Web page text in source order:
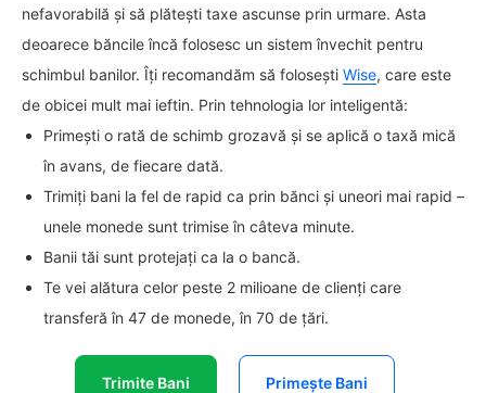
nefavorabilă și să plătești taxe ascunse prin urmare. Asta
deoarece băncile încă folosesc un sistem învechit pentru
schimbul banilor. Îți recomandăm să folosești Wise, care este
de obicei mult mai ieftin. Prin tehnologia lor inteligentă:
Primești o rată de schimb grozavă și se aplică o taxă mică
în avans, de fiecare dată.
Trimiți bani la fel de rapid ca prin bănci și uneori mai rapid –
unele monede sunt trimise în câteva minute.
Banii tăi sunt protejați ca la o bancă.
Te vei alătura celor peste 2 milioane de clienți care
transferă în 47 de monede, în 70 de țări.
Trimite Bani Primește Bani